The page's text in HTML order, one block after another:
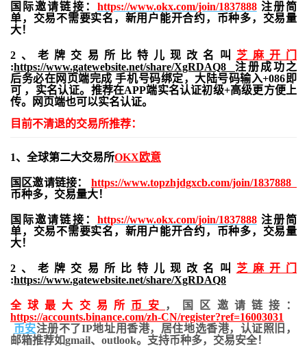
国际邀请链接： https://www.okx.com/join/1837888注册简
单，交易不需要实名，新用户能开合约， 币种多，交易量
大！
2、老牌交易所比特儿现改名叫 芝麻开门
:https://www.gatewebsite.net/share/XgRDAQ8 注册成功之
后务必在网页端完成 手机号码绑定，大陆号码输入+086即
可 ，实名认证。推荐在APP端实名认证初级+高级更方便上
传。网页端也可以实名认证。
目前不清退的交易所推荐：
1、全球第二大交易所OKX欧意
国区邀请链接： https://www.topzhjdgxcb.com/join/1837888
币种多，交易量大！
国际邀请链接： https://www.okx.com/join/1837888注册简
单，交易不需要实名，新用户能开合约， 币种多，交易量
大！
2、老牌交易所比特儿现改名叫 芝麻开门
:https://www.gatewebsite.net/share/XgRDAQ8
全球最大交易所 币安
，国区邀请链接：
https://accounts.binance.com/zh-CN/register?ref=16003031
币安注册不了IP地址用香港，居住地选香港，认证照旧，
邮箱推荐如gmail、outlook。支持币种多，交易安全！